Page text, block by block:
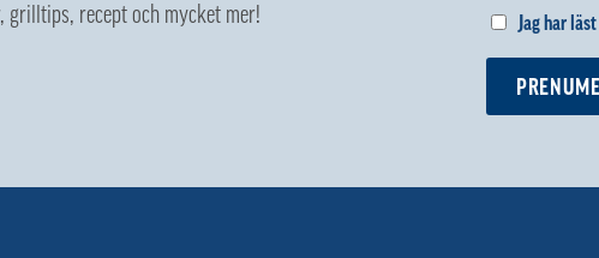
grilltips, recept och mycket mer!
Jag har